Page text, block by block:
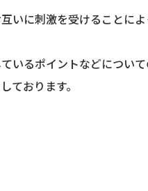
いに刺激を受けることに
いるポイントなどについ
ております。